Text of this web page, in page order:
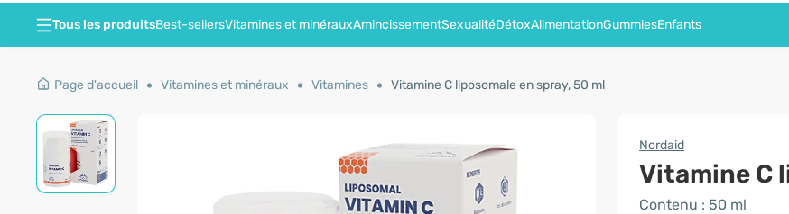
Tous les produitsBest-sellersVitamines et minérauxAmincissementSexualitéDétoxAlimentationGummiesEnfants
Page d'accueil Vitamines et minéraux Vitamines Vitamine C liposomale en spray, 50 ml
Nordaid
Vitamine C
Contenu : 50 ml